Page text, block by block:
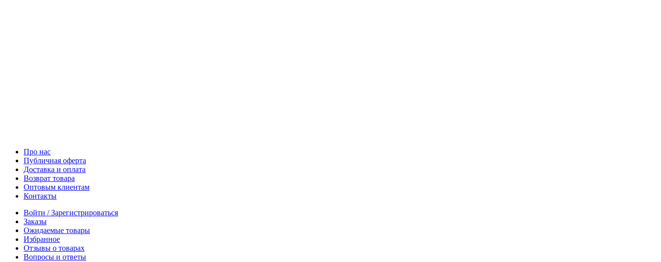
Про нас
Публичная оферта
Доставка и оплата
Возврат товара
Оптовым клиентам
Контакты
Войти / Зарегистрироваться
Заказы
Ожидаемые товары
Избранное
Отзывы о товарах
Вопросы и ответы